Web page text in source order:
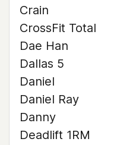
Crain
CrossFit Total
Dae Han
Dallas 5
Daniel
Daniel Ray
Danny
Deadlift 1RM